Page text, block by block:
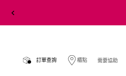
訂單查詢 櫃點 需要協助